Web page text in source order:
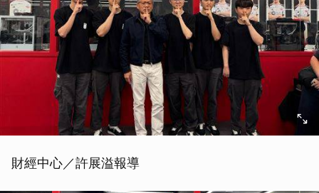
財經中心／許展溢報導